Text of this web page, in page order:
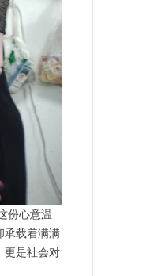
份心意温
承载着满满
更是社会对